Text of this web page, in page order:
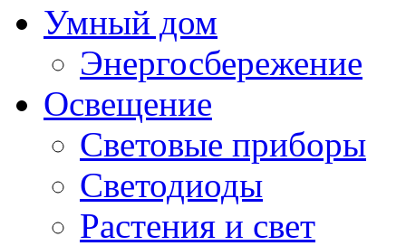
Умный дом
Энергосбережение
Освещение
Световые приборы
Светодиоды
Растения и свет